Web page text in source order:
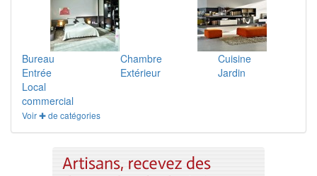
Bureau Chambre
Cuisine
Entrée
Extérieur
Jardin
Local
commercial
Voir ✚ de catégories